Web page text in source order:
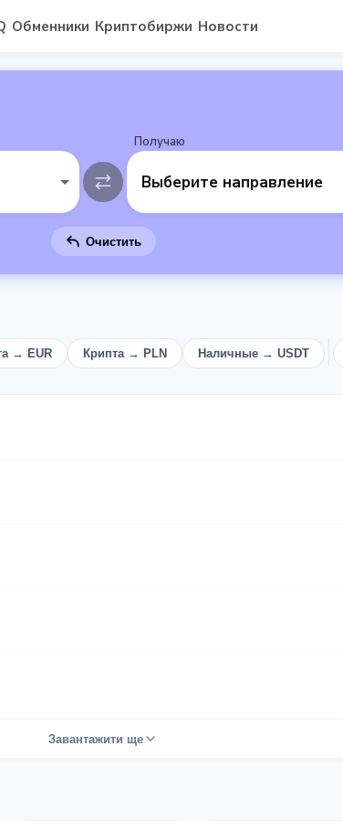
Обменники Криптобиржи Новости
Получаю
Выберите направление
Очистить
→ EUR Крипта → PLN Наличные → USDT
Завантажити ще